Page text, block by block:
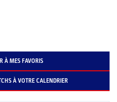
À MES FAVORIS
À VOTRE CALENDRIER